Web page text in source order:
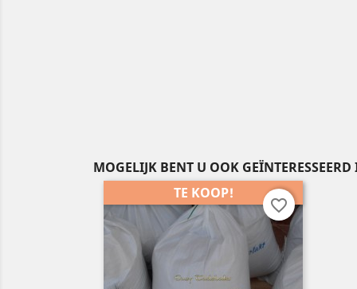
MOGELIJK BENT U OOK
TE KOOP!
favorite_border